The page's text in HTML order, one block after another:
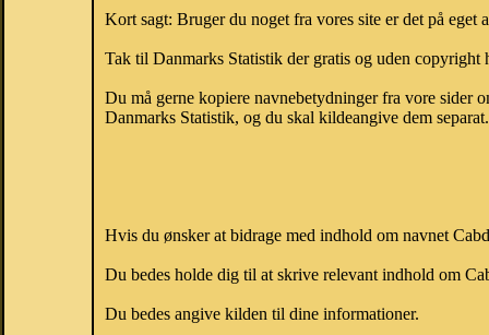
Kort sagt: Bruger du noget fra vores site er det på eget
Tak til Danmarks Statistik der gratis og uden copyright
Du må gerne kopiere navnebetydninger fra vore sider
Danmarks Statistik, og du skal kildeangive dem
Hvis du ønsker at bidrage med indhold om navnet
Du bedes holde dig til at skrive relevant indhold om
Du bedes angive kilden til dine informationer.